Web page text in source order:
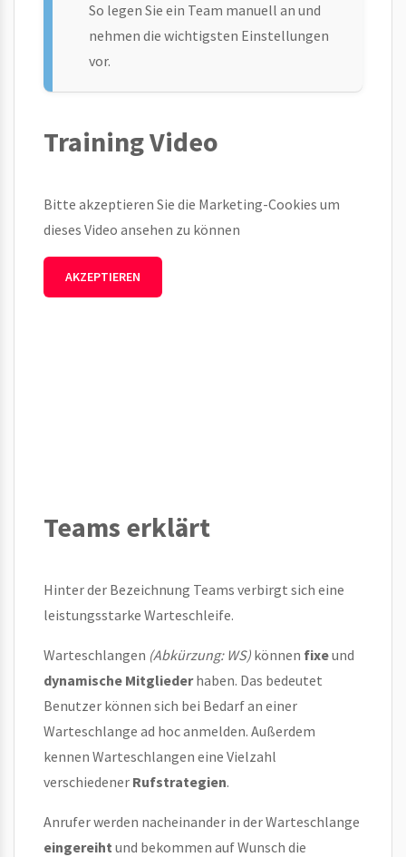
So legen Sie ein Team manuell an und
nehmen die wichtigsten Einstellungen
vor.
Training Video
Bitte akzeptieren Sie die Marketing-Cookies um
dieses Video ansehen zu können
AKZEPTIEREN
Teams erklärt
Hinter der Bezeichnung Teams verbirgt sich eine
leistungsstarke Warteschleife.
Warteschlangen (Abkürzung: WS) können fixeund
dynamische Mitgliederhaben. Das bedeutet
Benutzer können sich bei Bedarf an einer
Warteschlange ad hoc anmelden. Außerdem
kennen Warteschlangen eine Vielzahl
verschiedener Rufstrategien.
Anrufer werden nacheinander in der Warteschlange
eingereiht und bekommen auf Wunsch die